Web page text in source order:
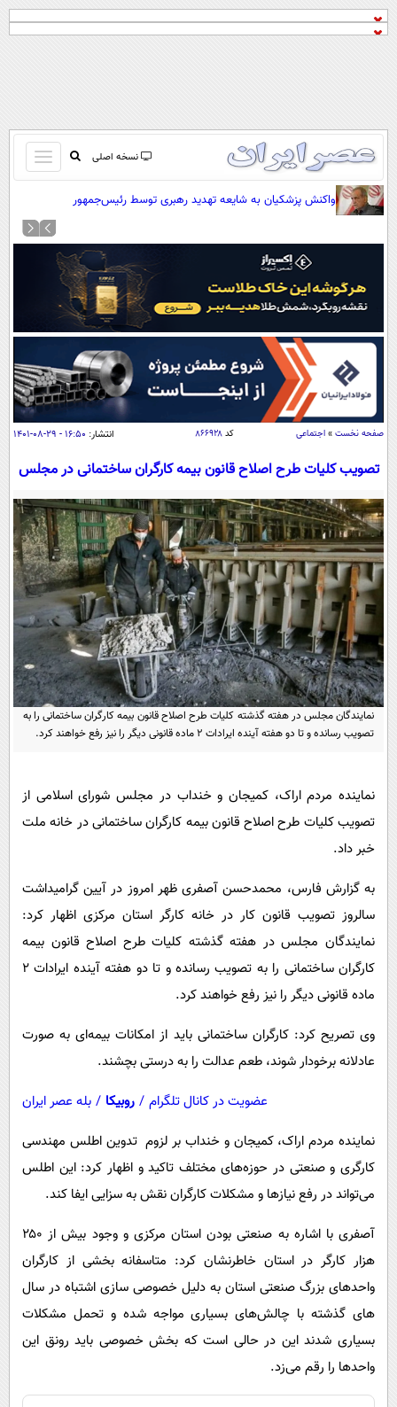
نسخه اصلی
باز
و
کردن
صفحه اول
آرشیو
نظرسنجی
آب و هوا
اوقات شرعی
سواد زندگی
اقتصاد
جامعه
حوادث
سلامت
یک برش دانایی
محیط زیست
سفر و تفریح
بین الملل
سیاست خارجی
فرهنگ و هنر
علم و دانش
فناوری و It
علمی
اخبار کریپتو
قرآن
گوناگون
سرگرمی
باشگاه مغز
مجله تصویری سلاح
فیلم
اقتصاد
ورزش
سرگرمی
حوادث
محیط زیست
سلامت
فرهنگی
بین الملل
اجتماعی
حیات وحش
عصر ایران 2
خواندنی ها و دیدنی ها
پیامک
روانشناسی
دانلود
آموزش زبان
واکنش پزشکیان به شایعه تهدید رهبری توسط رئیس‌جمهور
صفحه نخست » اجتماعی کد۸۶۶۹۲۸ انتشار: ۱۶:۵۰ - ۲۹-۰۸-۱۴۰۱
تصویب کلیات طرح اصلاح قانون بیمه کارگران ساختمانی در مجلس
نمایندگان مجلس در هفته گذشته کلیات طرح اصلاح قانون بیمه کارگران ساختمانی را به
تصویب رسانده و تا دو هفته آینده ایرادات ۲ ماده قانونی دیگر را نیز رفع خواهند کرد.
نماینده مردم اراک، کمیجان و خنداب در مجلس شورای اسلامی از
تصویب کلیات طرح اصلاح قانون بیمه کارگران ساختمانی در خانه ملت
خبر داد.
به گزارش فارس، محمدحسن آصفری ظهر امروز در آیین گرامیداشت
سالروز تصویب قانون کار در خانه کارگر استان مرکزی اظهار کرد:
نمایندگان مجلس در هفته گذشته کلیات طرح اصلاح قانون بیمه
کارگران ساختمانی را به تصویب رسانده و تا دو هفته آینده ایرادات ۲
ماده قانونی دیگر را نیز رفع خواهند کرد.
وی تصریح کرد: کارگران ساختمانی باید از امکانات بیمه‌ای به صورت
عادلانه برخودار شوند، طعم عدالت را به درستی بچشند.
عضویت در کانال تلگرام / روبیکا / بله عصر ایران
نماینده مردم اراک، کمیجان و خنداب بر لزوم تدوین اطلس مهندسی
کارگری و صنعتی در حوزه‌های مختلف تاکید و اظهار کرد: این اطلس
می‌تواند در رفع نیازها و مشکلات کارگران نقش به سزایی ایفا کند.
آصفری با اشاره به صنعتی بودن استان مرکزی و وجود بیش از ۲۵۰
هزار کارگر در استان خاطرنشان کرد: متاسفانه بخشی از کارگران
واحدهای بزرگ صنعتی استان به دلیل خصوصی سازی اشتباه در سال
های گذشته با چالش‌های بسیاری مواجه شده و تحمل مشکلات
بسیاری شدند این در حالی است که بخش خصوصی باید رونق این
واحدها را رقم می‌زد.